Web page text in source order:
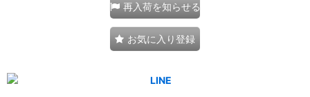
再入荷を知らせる
お気に入り登録